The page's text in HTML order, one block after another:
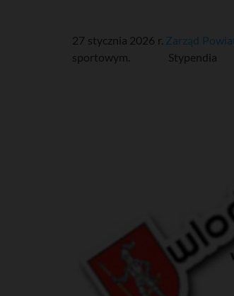
27 stycznia 2026 r. Zarząd
sportowym.